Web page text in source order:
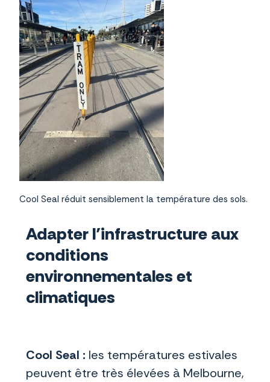
Cool Seal réduit sensiblement la température des sols.
Adapter l’infrastructure aux
conditions
environnementales et
climatiques
Cool Seal : les températures estivales
peuvent être très élevées à Melbourne,